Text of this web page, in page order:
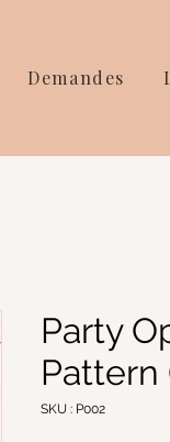
Demandes
Party
Pattern
SKU : P002